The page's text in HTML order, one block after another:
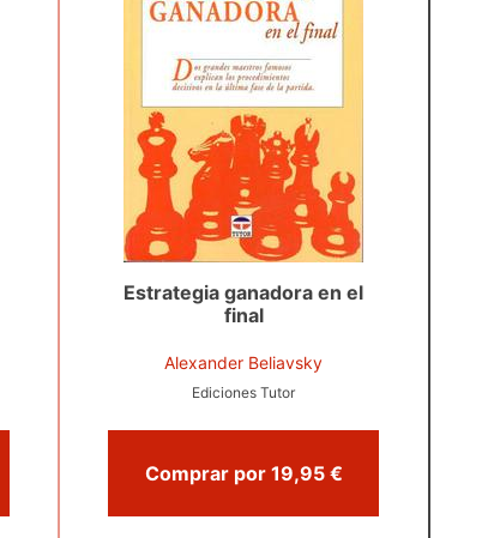
Estrategia ganadora en el
final
Alexander Beliavsky
Ediciones Tutor
Comprar por 19,95 €